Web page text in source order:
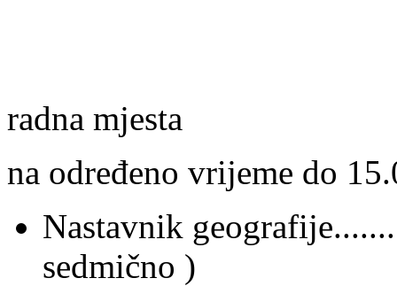
radna mjesta
na određeno vrijeme do
Nastavnik
sedmično )